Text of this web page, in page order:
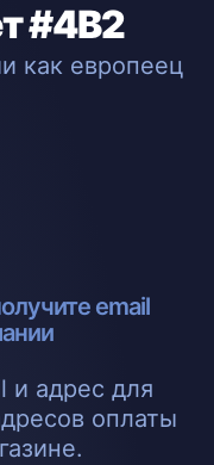
#4B2
как европеец
email
и адрес для
оплаты